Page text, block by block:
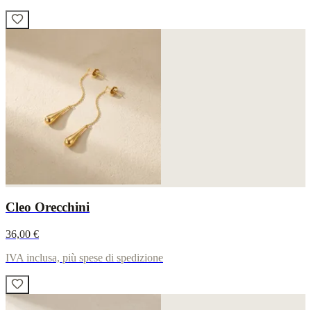
Cleo Orecchini
36,00 €
IVA inclusa, più spese di spedizione